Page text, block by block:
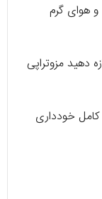
و هوای گرم
دهید مزوتراپی
کامل خودداری